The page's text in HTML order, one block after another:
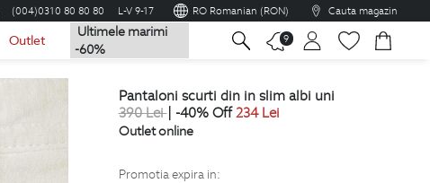
(004)0310 80 80 80 L-V 9-17 RO Romanian (RON) Cauta magazin
Outlet
Ultimele marimi
-60%
9
Romana
pantaloni scurti din in slim albi uni
390Lei| -40% Off 234 Lei
Outlet online
Promotia expira in: